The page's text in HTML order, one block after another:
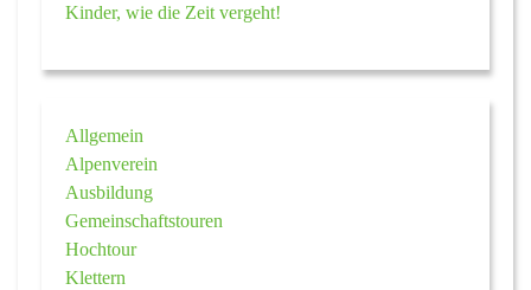
Kinder, wie die Zeit vergeht!
Allgemein
Alpenverein
Ausbildung
Gemeinschaftstouren
Hochtour
Klettern